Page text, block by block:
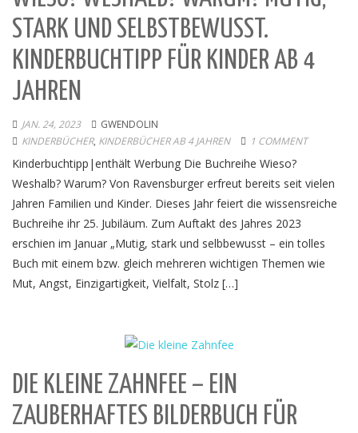
STARK UND SELBSTBEWUSST.
KINDERBUCHTIPP FÜR KINDER AB 4
JAHREN
JAN. 24, 2023
GWENDOLIN
KINDERBÜCHER, KINDERBÜCHER AB 4 JAHREN 1 COMMENT
Kinderbuchtipp|enthält Werbung Die Buchreihe Wieso?
Weshalb? Warum? Von Ravensburger erfreut bereits seit vielen
Jahren Familien und Kinder. Dieses Jahr feiert die wissensreiche
Buchreihe ihr 25. Jubiläum. Zum Auftakt des Jahres 2023
erschien im Januar „Mutig, stark und selbbewusst – ein tolles
Buch mit einem bzw. gleich mehreren wichtigen Themen wie
Mut, Angst, Einzigartigkeit, Vielfalt, Stolz […]
DIE KLEINE ZAHNFEE – EIN
ZAUBERHAFTES BILDERBUCH FÜR